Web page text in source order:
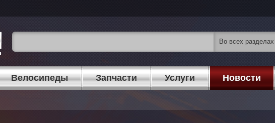
Велосипеды Запчасти Услуги Новости